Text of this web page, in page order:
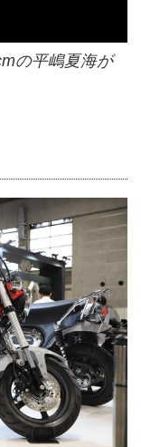
の平嶋夏海が